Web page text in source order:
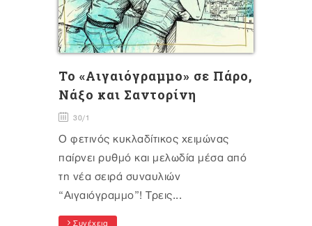
Το «Αιγαιόγραμμο» σε Πάρο,
Νάξο και Σαντορίνη
30/1
Ο φετινός κυκλαδίτικος χειμώνας
παίρνει ρυθμό και μελωδία μέσα από
τη νέα σειρά συναυλιών
“Αιγαιόγραμμο”! Τρεις...
Συνέχεια